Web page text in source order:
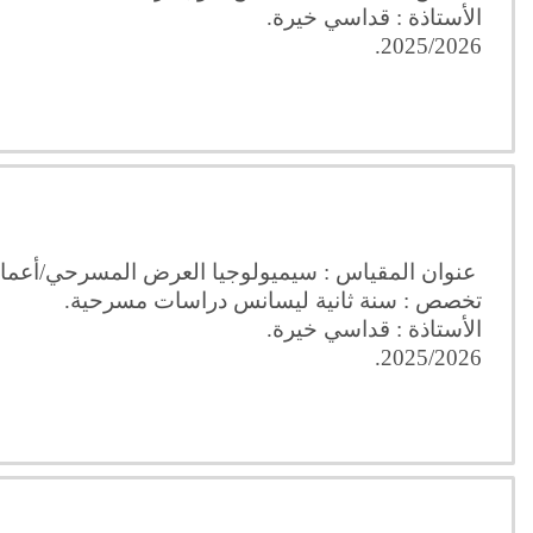
الأستاذة : قداسي خيرة.
2025/2026.
عنوان المقياس : سيميولوجيا العرض المسرحي/
تخصص : سنة ثانية ليسانس دراسات مسرحية.
الأستاذة : قداسي خيرة.
2025/2026.